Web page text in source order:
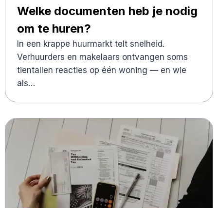
Welke documenten heb je nodig
om te huren?
In een krappe huurmarkt telt snelheid.
Verhuurders en makelaars ontvangen soms
tientallen reacties op één woning — en wie
als…